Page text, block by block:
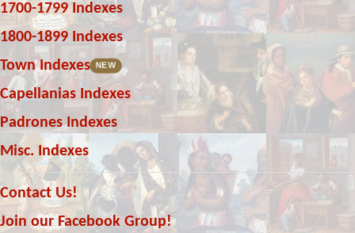
1700-1799 Indexes
1800-1899 Indexes
Town Indexes
NEW
Capellanias Indexes
Padrones Indexes
Misc. Indexes
Contact Us!
Join our Facebook Group!